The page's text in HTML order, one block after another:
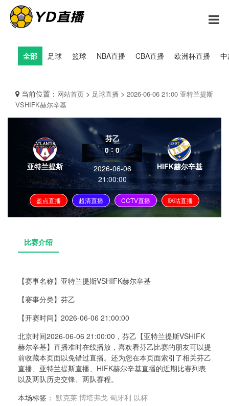
全部 足球 篮球 NBA直播 CBA直播 欧洲杯直播
当前位置： 网站首页 > 足球直播 > 2026-06-06 21:00 亚特兰提斯
VSHIFK赫尔辛基
亚特兰提斯
芬乙
0:0
2026-06-06
21:00:00
HIFK赫尔辛基
盈点直播 超清直播 CCTV直播 咪咕直播
比赛介绍
【赛事名称】 亚特兰提斯VSHIFK赫尔辛基
【赛事分类】 芬乙
【开赛时间】 2026-06-06 21:00:00
北京时间2026-06-06 21:00:00，芬乙【亚特兰提斯VSHIFK
赫尔辛基】直播准时在线播放，喜欢看芬乙比赛的朋友可以提
前收藏本页面以免错过直播。还为您在本页面索引了相关芬乙
直播、亚特兰提斯直播、HIFK赫尔辛基直播的近期比赛列表
以及两队历史交锋、两队赛程。
本场标签： 默克莱 博塔弗戈 匈牙利 以杯